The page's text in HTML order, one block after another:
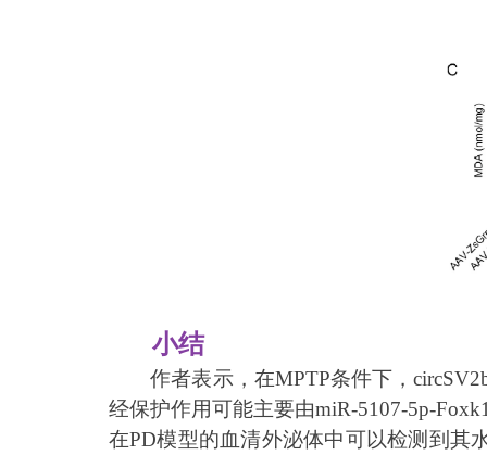
小结
作者表示，在MPTP条件下，
经保护作用可能主要由miR-5107-5p-
在PD模型的血清外泌体中可以检测到其